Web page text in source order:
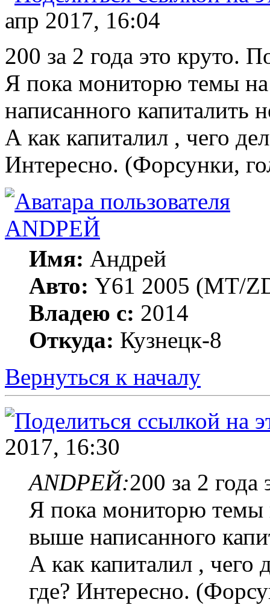
апр 2017, 16:04
200 за 2 года это круто.
Я пока мониторю темы
написанного капиталить
А как капиталил , чего
Интересно. (Форсунки,
ANDРЕЙ
Имя: Андрей
Авто: Y61 2005 (МT/
Владею с: 2014
Откуда: Кузнецк-8
Вернуться к началу
2017, 16:30
ANDРЕЙ:200 за 2
Я пока мониторю темы
выше написанного
А как капиталил , чего
где? Интересно.